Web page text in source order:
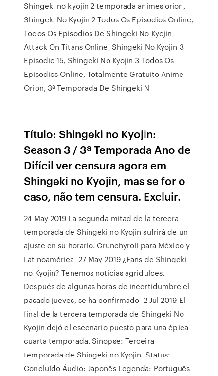
Shingeki no kyojin 2 temporada animes orion,
Shingeki No Kyojin 2 Todos Os Episodios Online,
Todos Os Episodios De Shingeki No Kyojin
Attack On Titans Online, Shingeki No Kyojin 3
Episodio 15, Shingeki No Kyojin 3 Todos Os
Episodios Online, Totalmente Gratuito Anime
Orion, 3ª Temporada De Shingeki N
Título: Shingeki no Kyojin:
Season 3 / 3ª Temporada Ano de
Difícil ver censura agora em
Shingeki no Kyojin, mas se for o
caso, não tem censura. Excluir.
24 May 2019 La segunda mitad de la tercera
temporada de Shingeki no Kyojin sufrirá de un
ajuste en su horario. Crunchyroll para México y
Latinoamérica 27 May 2019 ¿Fans de Shingeki
no Kyojin? Tenemos noticias agridulces.
Después de algunas horas de incertidumbre el
pasado jueves, se ha confirmado 2 Jul 2019 El
final de la tercera temporada de Shingeki No
Kyojin dejó el escenario puesto para una épica
cuarta temporada. Sinopse: Terceira
temporada de Shingeki no Kyojin. Status:
Concluído Áudio: Japonês Legenda: Português